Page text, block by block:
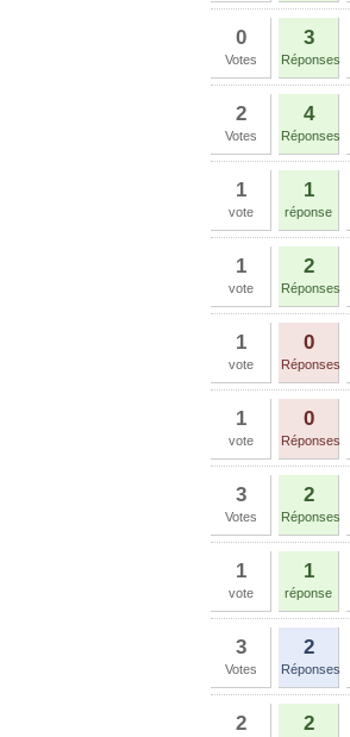
0
Votes
3
Réponses
2
Votes
4
Réponses
1
vote
1
réponse
1
vote
2
Réponses
1
vote
0
Réponses
1
vote
0
Réponses
3
Votes
2
Réponses
1
vote
1
réponse
3
Votes
2
Réponses
2 2